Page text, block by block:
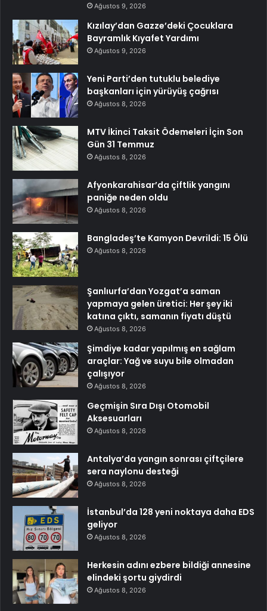
Ağustos 9, 2026
Kızılay’dan Gazze’deki Çocuklara
Bayramlık Kıyafet Yardımı
Ağustos 9, 2026
Yeni Parti’den tutuklu belediye
başkanları için yürüyüş çağrısı
Ağustos 8, 2026
MTV İkinci Taksit Ödemeleri İçin Son
Gün 31 Temmuz
Ağustos 8, 2026
Afyonkarahisar’da çiftlik yangını
paniğe neden oldu
Ağustos 8, 2026
Bangladeş’te Kamyon Devrildi: 15 Ölü
Ağustos 8, 2026
Şanlıurfa’dan Yozgat’a saman
yapmaya gelen üretici: Her şey iki
katına çıktı, samanın fiyatı düştü
Ağustos 8, 2026
Şimdiye kadar yapılmış en sağlam
araçlar: Yağ ve suyu bile olmadan
çalışıyor
Ağustos 8, 2026
Geçmişin Sıra Dışı Otomobil
Aksesuarları
Ağustos 8, 2026
Antalya’da yangın sonrası çiftçilere
sera naylonu desteği
Ağustos 8, 2026
İstanbul’da 128 yeni noktaya daha EDS
geliyor
Ağustos 8, 2026
Herkesin adını ezbere bildiği annesine
elindeki şortu giydirdi
Ağustos 8, 2026